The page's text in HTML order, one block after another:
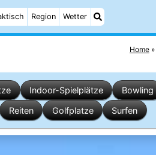
Region Wetter
Home
Indoor-Spielplätze Bowling
Reiten Golfplatze Surfen